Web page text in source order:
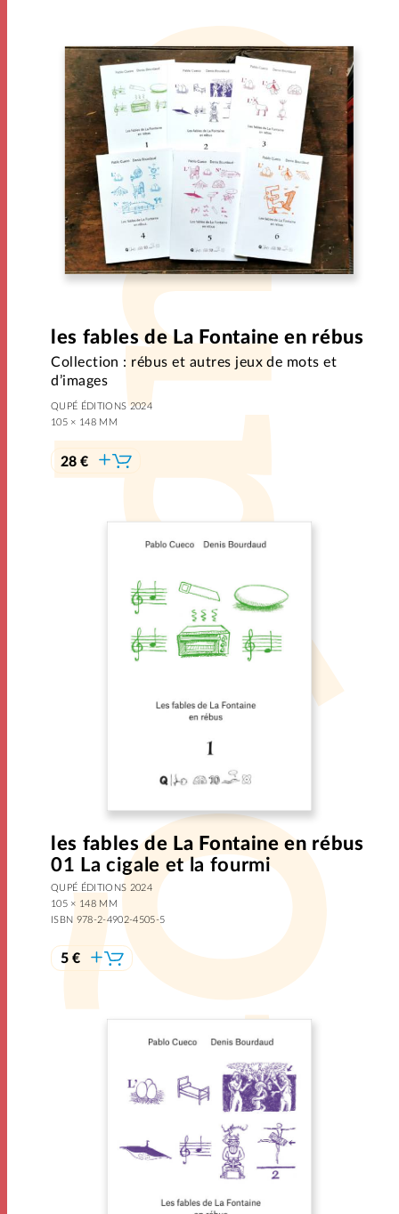
les fables de La Fontaine en rébus
Collection : rébus et autres jeux de mots et
d’images
QUPÉ ÉDITIONS 2024
105 × 148 MM
28 €
les fables de La Fontaine en rébus
01 La cigale et la fourmi
QUPÉ ÉDITIONS 2024
105 × 148 MM
ISBN 978-2-4902-4505-5
5 €